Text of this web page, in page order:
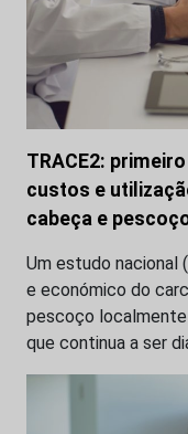
TRACE2:
custos e
cabeça e
Um estudo nacional
e económico do
pescoço localmente
que continua a ser